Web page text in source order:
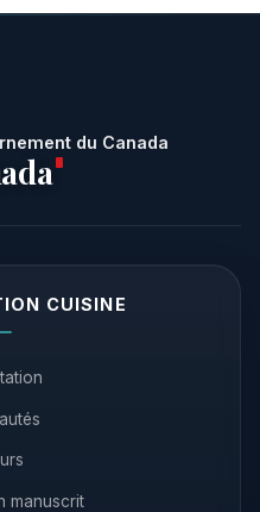
du Canada
CUISINE
manuscrit